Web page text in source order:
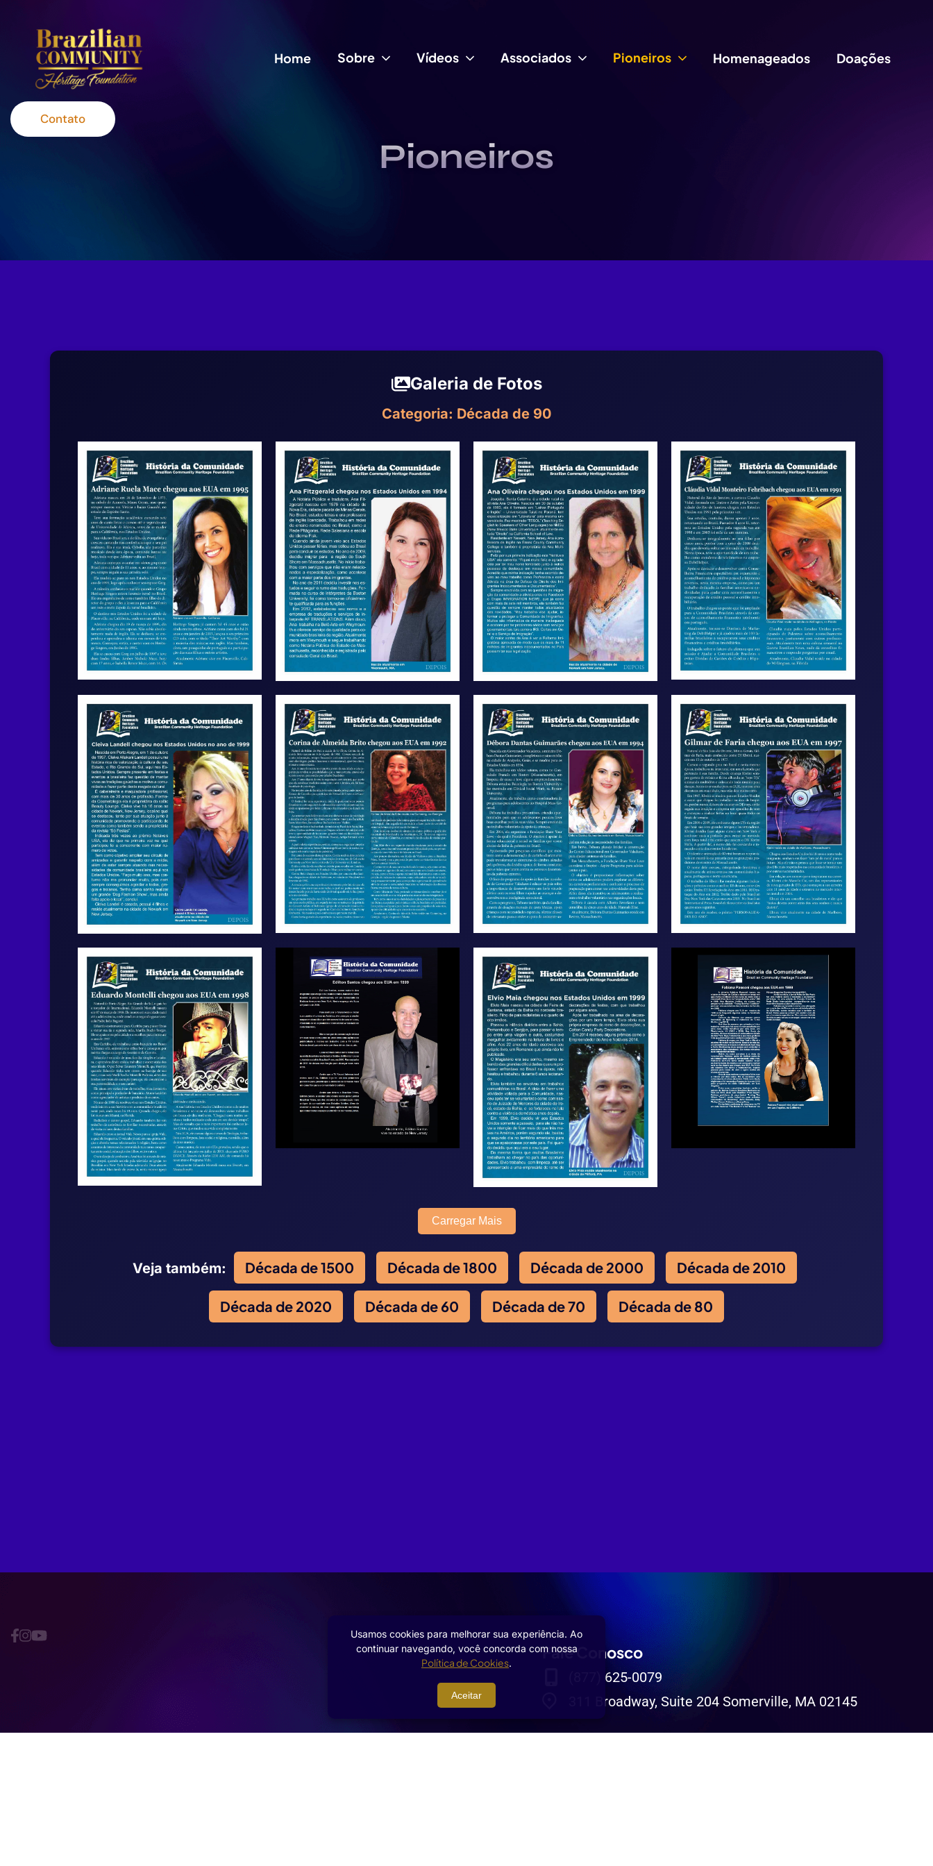
Home Sobre Vídeos Associados Pioneiros Homenageados Doações
Contato
Pioneiros
Galeria de Fotos
Categoria: Década de 90
Carregar Mais
Veja também: Década de 1500 Década de 1800 Década de 2000 Década de 2010
Década de 2020 Década de 60 Década de 70 Década de 80
Fale Conosco
(877) 625-0079
311 Broadway, Suite 204 Somerville, MA 02145
Usamos cookies para melhorar sua experiência. Ao
continuar navegando, você concorda com nossa
Política de Cookies.
Aceitar